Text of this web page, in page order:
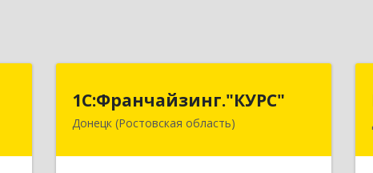
1С:Франчайзинг."КУРС"
Донецк (Ростовская область)
1С:Франчайзинг."КУРС"
346330, Ростовская обл, Донецк г,